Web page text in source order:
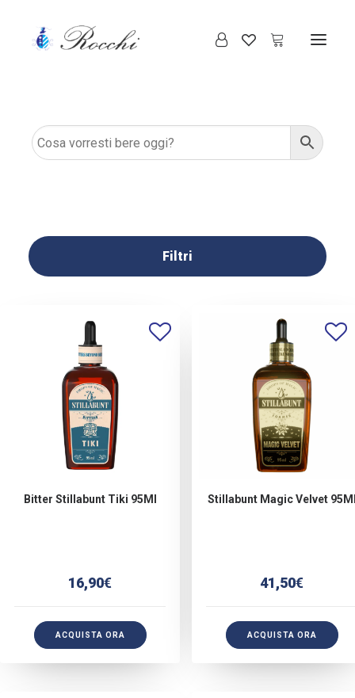
Filtri
Bitter Stillabunt Tiki 95Ml
16,90€
ACQUISTA ORA
Stillabunt Magic Velvet
41,50€
ACQUISTA ORA